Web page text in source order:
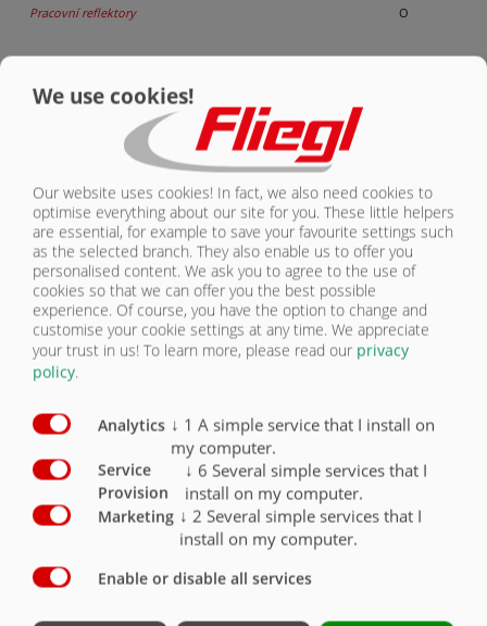
Pracovní reflektory O
PUSH-OFF NÁVĚS ASS 288 GREENTEC
Lakovaný podvozek Novagrau: Optimalizované užitečné zatížení
Celková hmotnost 31000 kg při předpokládaném zatížení pátého
We use cookies!
Our website uses cookies! In fact, we also need cookies to
optimise everything about our site for you. These little helpers
are essential, for example to save your favourite settings such
as the selected branch. They also enable us to offer you
personalised content. We ask you to agree to the use of
cookies so that we can offer you the best possible
experience. Of course, you have the option to change and
customise your cookie settings at any time. We appreciate
your trust in us! To learn more, please read our privacy
policy.
Analytics ↓ 1 A simple service that I install on
my computer.
Service
Provision
↓ 6 Several simple services that I
install on my computer.
Marketing ↓ 2 Several simple services that I
install on my computer.
Enable or disable all services